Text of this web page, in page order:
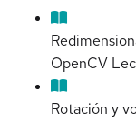
OpenCV
Rotación y